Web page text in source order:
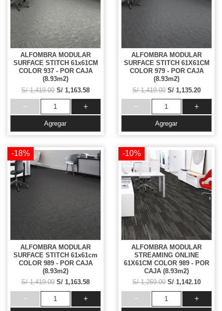
ALFOMBRA MODULAR
SURFACE STITCH 61x61CM
COLOR 937 - POR CAJA
(8.93m2)
S/ 1,419.00 S/ 1,163.58
Agregar
ALFOMBRA MODULAR
SURFACE STITCH 61X61CM
COLOR 979 - POR CAJA
(8.93m2)
S/ 1,419.00 S/ 1,135.20
Agregar
-18%
ALFOMBRA MODULAR
SURFACE STITCH 61x61cm
COLOR 989 - POR CAJA
(8.93m2)
S/ 1,419.00 S/ 1,163.58
-10%
ALFOMBRA MODULAR
STREAMING ONLINE
61X61CM COLOR 989 - POR
CAJA (8.93m2)
S/ 1,269.00 S/ 1,142.10